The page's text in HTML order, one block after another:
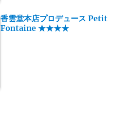
香雲堂本店プロデュース Petit
Fontaine ★★★★